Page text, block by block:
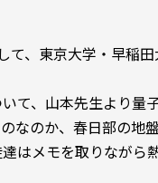
、東京大学・早稲田
て、山本先生より量
なのか、春日部の地
はメモを取りながら